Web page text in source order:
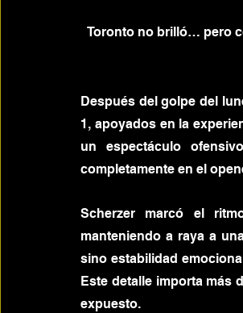
Toronto no brilló… pero
Después del golpe del
1, apoyados en la
un espectáculo
completamente en el
Scherzer marcó el
manteniendo a raya a
sino estabilidad
Este detalle importa más
expuesto.